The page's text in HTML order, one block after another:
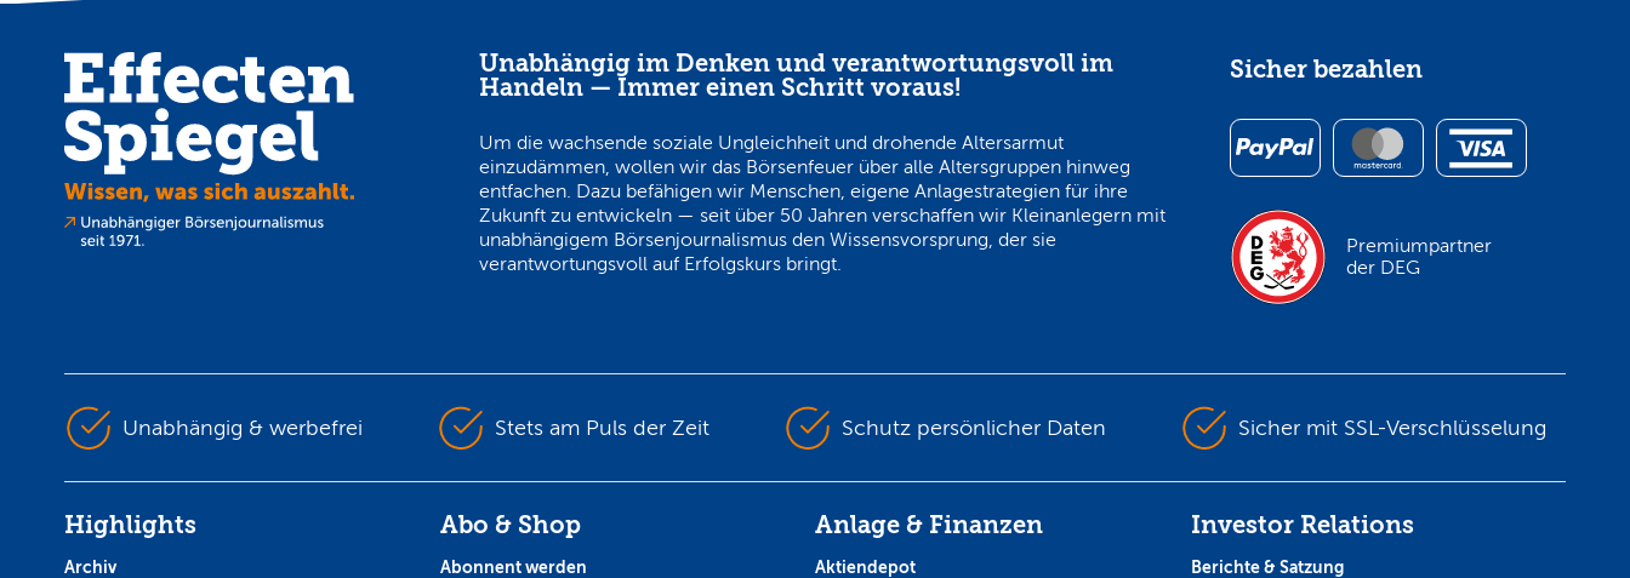
Unabhängig im Denken und verantwortungsvoll im
Handeln — Immer einen Schritt voraus!
Um die wachsende soziale Ungleichheit und drohende Altersarmut
einzudämmen, wollen wir das Börsenfeuer über alle Altersgruppen hinweg
entfachen. Dazu befähigen wir Menschen, eigene Anlagestrategien für ihre
Zukunft zu entwickeln — seit über 50 Jahren verschaffen wir Kleinanlegern mit
unabhängigem Börsenjournalismus den Wissensvorsprung, der sie
verantwortungsvoll auf Erfolgskurs bringt.
Sicher bezahlen
Premiumpartner
der DEG
Unabhängig & werbefrei Stets am Puls der Zeit Schutz persönlicher Daten Sicher mit SSL-Verschlüsselung
Highlights
Archiv
Abo & Shop
Abonnent werden
Anlage & Finanzen
Aktiendepot
Investor Relations
Berichte & Satzung